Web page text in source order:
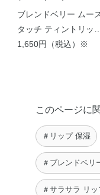
ブレンドベリー ムー
タッチ ティントリップ
001（ピンクピタヤ）
1,650円（税込）※
このページに
＃リップ 保湿
＃ブレンドベリ
＃サラサラ リッ